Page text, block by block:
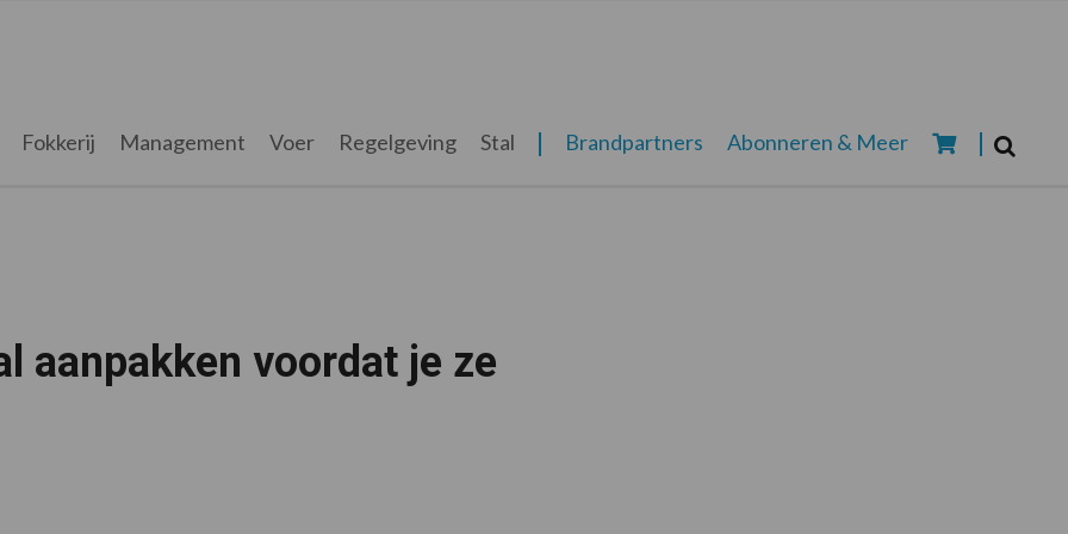
Fokkerij Management Voer Regelgeving Stal Brandpartners Abonneren & Meer
aanpakken voordat je ze